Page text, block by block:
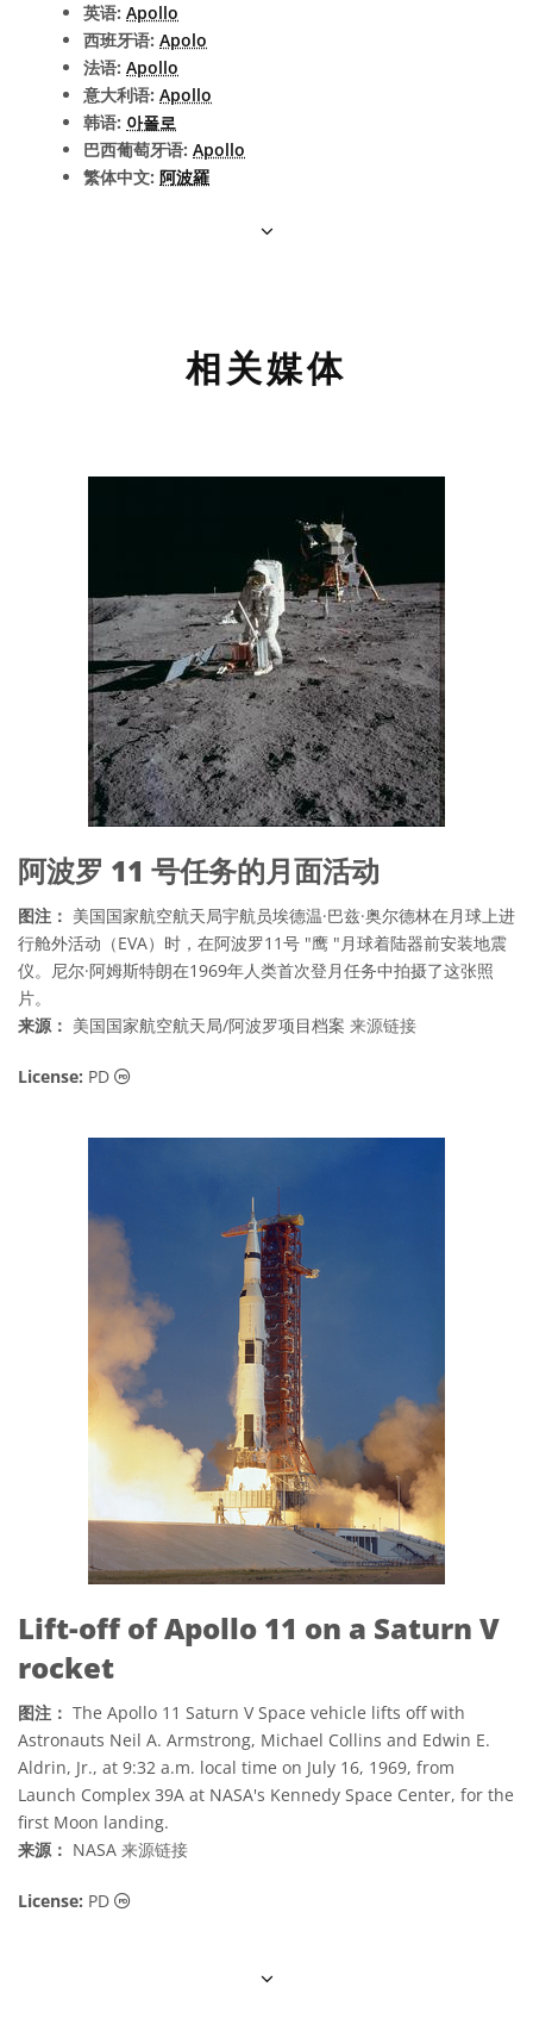
英语: Apollo
西班牙语: Apolo
法语: Apollo
意大利语: Apollo
韩语: 아폴로
巴西葡萄牙语: Apollo
繁体中文: 阿波羅
相关媒体
阿波罗 11 号任务的月面活动
图注： 美国国家航空航天局宇航员埃德温·巴兹·奥尔德林在月球上进
行舱外活动（EVA）时，在阿波罗11号 "鹰 "月球着陆器前安装地震
仪。尼尔·阿姆斯特朗在1969年人类首次登月任务中拍摄了这张照
片。
来源： 美国国家航空航天局/阿波罗项目档案 来源链接
License: PD 公共领域 图标
Lift-off of Apollo 11 on a Saturn V
rocket
图注： The Apollo 11 Saturn V Space vehicle lifts off with
Astronauts Neil A. Armstrong, Michael Collins and Edwin E.
Aldrin, Jr., at 9:32 a.m. local time on July 16, 1969, from
Launch Complex 39A at NASA's Kennedy Space Center, for the
first Moon landing.
来源： NASA 来源链接
License: PD 公共领域 图标